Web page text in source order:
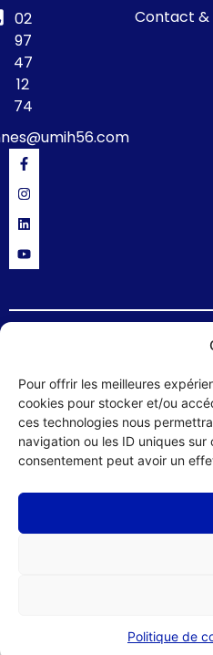
Pour offrir les meilleures
cookies pour stocker et/ou
ces technologies nous
navigation ou les ID uniques
consentement peut avoir un
Politique de
02
97
47
12
74
Contact &
© 2024 UMIH 56 : Union des
Morbihan – site